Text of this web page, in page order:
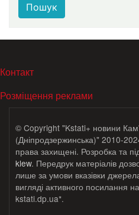
Пошук
МЕНЮ В ПОДВАЛЕ
Контакт
Розміщення реклами
© Copyright "Kstati+ новини
(Дніпродзержинська)" 2010-
права захищені. Розробка та
klew. Передрук матеріалів
лише за умови вказівки
вигляді активного посилання
kstati.dp.ua*.